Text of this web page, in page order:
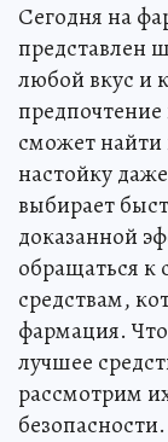
Сегодня на
представлен
любой вкус и
сможет
настойку
выбирает
доказанной
обращаться
средствам,
фармация.
лучшее
рассмотрим
безопасности.